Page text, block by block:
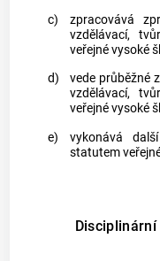
c)
zpracovává
vzdělávací,
veřejné vysoké
d)
vede průběžné
vzdělávací,
veřejné vysoké
e)
vykonává
statutem